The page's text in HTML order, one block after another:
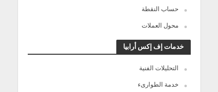
حساب النقطة
محول العملات
خدمات إف إكس أرابيا
التحليلات الفنية
خدمة الطوارىء